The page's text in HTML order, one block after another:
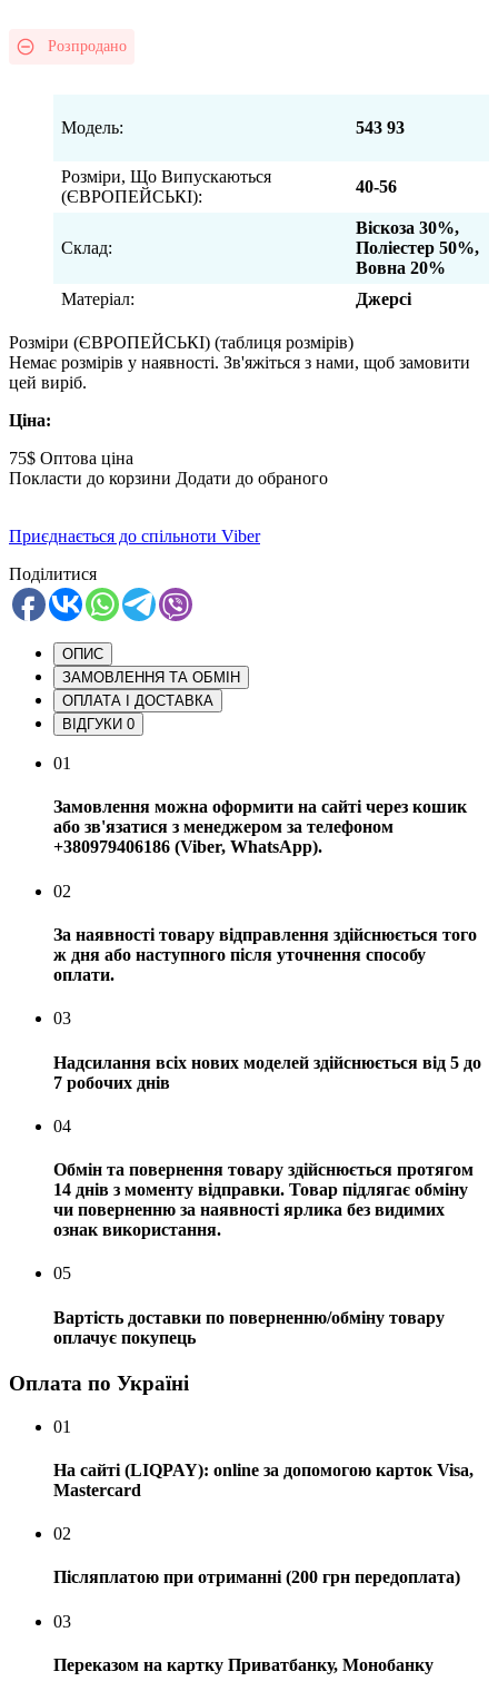
Розпродано
Модель: 543 93
Розміри, Що Випускаються
(ЄВРОПЕЙСЬКІ):
40-56
Склад:
Віскоза 30%,
Поліестер 50%,
Вовна 20%
Матеріал:
Джерсі
Розміри (ЄВРОПЕЙСЬКІ) (таблиця розмірів)
Немає розмірів у наявності. Зв'яжіться з нами, щоб замовити
цей виріб.
Ціна:
75$ Оптова ціна
Покласти до корзини Додати до обраного
Приєднається до спільноти Viber
Поділитися
ОПИС
ЗАМОВЛЕННЯ ТА ОБМІН
ОПЛАТА І ДОСТАВКА
ВІДГУКИ 0
01
Замовлення можна оформити на сайті через кошик
або зв'язатися з менеджером за телефоном
+380979406186 (Viber, WhatsApp).
02
За наявності товару відправлення здійснюється того
ж дня або наступного після уточнення способу
оплати.
03
Надсилання всіх нових моделей здійснюється від 5 до
7 робочих днів
04
Обмін та повернення товару здійснюється протягом
14 днів з моменту відправки. Товар підлягає обміну
чи поверненню за наявності ярлика без видимих ​​
ознак використання.
05
Вартість доставки по поверненню/обміну товару
оплачує покупець
Оплата по Україні
01
На сайті (LIQPAY): online за допомогою карток Visa,
Mastercard
02
Післяплатою при отриманні (200 грн передоплата)
03
Переказом на картку Приватбанку, Монобанку